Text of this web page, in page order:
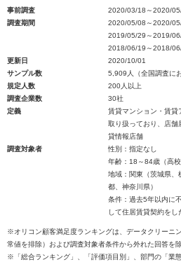
事前調査
2020/03/18～2020/
調査期間
2020/05/08～2020/
2019/05/29～2019/
2018/06/19～2018/
更新日
2020/10/01
サンプル数
5,909人（全国調査に
規定人数
200人以上
調査企業数
30社
定義
賃貸マンション・賃貸
取り扱っており、店舗
貸情報店舗
調査対象者
性別：指定なし
年齢：18～84歳（高校
地域：関東（茨城県、
都、神奈川県）
条件：過去5年以内に
して住居賃貸契約をし
※オリコン顧客満足度ランキングは、データクリーニ
常値を排除）および調査対象者条件から外れた回答を
※「総合ランキング」、「評価項目別」、部門の「業